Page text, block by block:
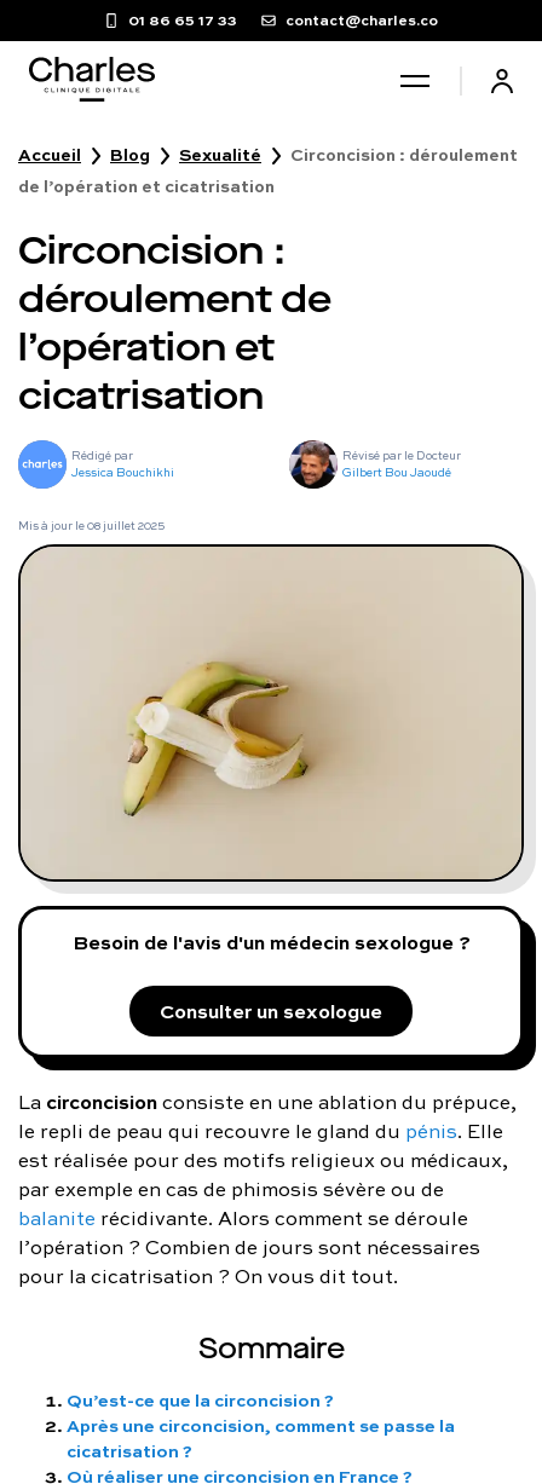
01 86 65 17 33 contact@charles.co
Santé sexuelle
Poids
Troubles du sommeil
Fertilité masculine
Chute de cheveux
Programmes digitaux
Notre approche médicale
Vous avez des questions :
FAQ complète
01 86 65 17 33
contact@charles.co
Accueil Blog Sexualité
Circoncision : déroulement
de l’opération et cicatrisation
Circoncision :
déroulement de
l’opération et
cicatrisation
Rédigé par
Jessica Bouchikhi
Révisé par le Docteur
Gilbert Bou Jaoudé
Mis à jour le08 juillet 2025
Besoin de l'avis d'un médecin sexologue ?
Consulter un sexologue
La circoncisionconsiste en une ablation du prépuce,
le repli de peau qui recouvre le gland du pénis. Elle
est réalisée pour des motifs religieux ou médicaux,
par exemple en cas de phimosis sévère ou de
balanite récidivante. Alors comment se déroule
l’opération ? Combien de jours sont nécessaires
pour la cicatrisation ? On vous dit tout.
Sommaire
Qu’est-ce que la circoncision ?
Après une circoncision, comment se passe la
cicatrisation ?
Où réaliser une circoncision en France ?